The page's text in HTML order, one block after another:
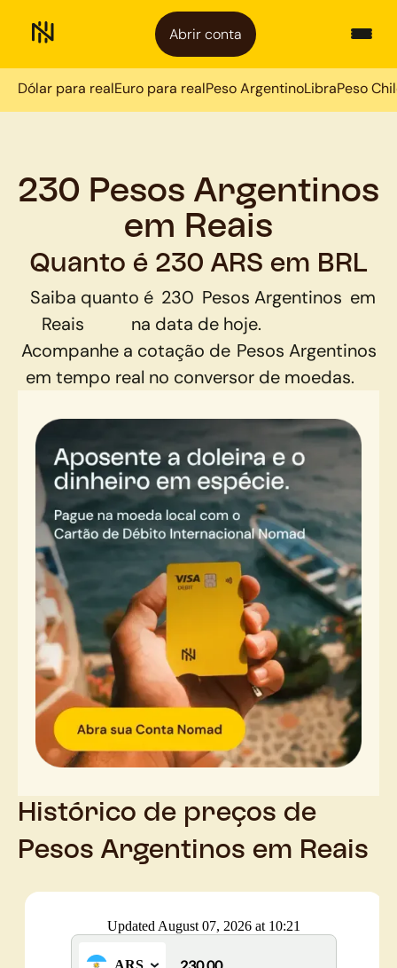
Abrir conta
Dólar para realEuro para realPeso ArgentinoLibraPeso
230 Pesos Argentinos
em Reais
Quanto é 230 ARS em BRL
Saiba quanto é 230 Pesos Argentinos em
Reais
na data de hoje.
Acompanhe a cotação de Pesos Argentinos
em tempo real no conversor de moedas.
Histórico de preços de
Pesos Argentinos em Reais